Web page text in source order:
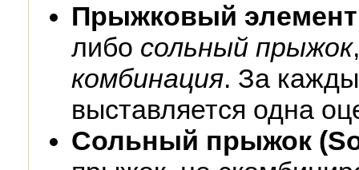
Прыжковый элемент
либо сольный прыжок
комбинация. За
выставляется одна
Сольный прыжок